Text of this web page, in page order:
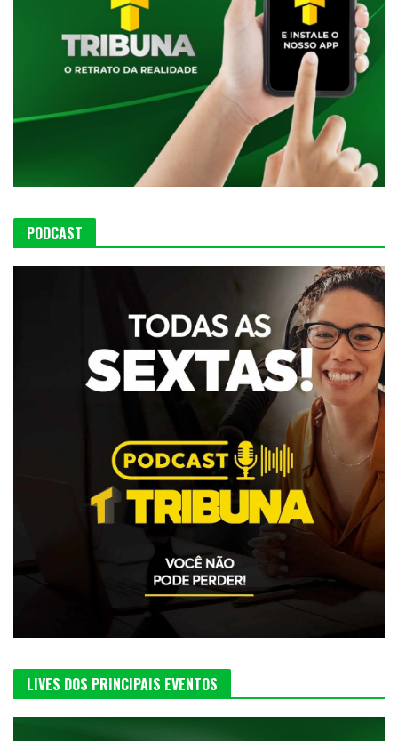
PODCAST
LIVES DOS PRINCIPAIS EVENTOS